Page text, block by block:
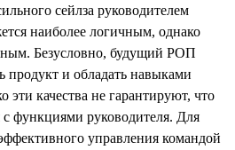
сейлза руководителем
наиболее логичным, однако
Безусловно, будущий РОП
продукт и обладать навыками
качества не гарантируют, что
с функциями руководителя. Для
управления командой